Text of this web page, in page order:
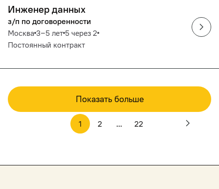
Инженер данных
з/п по договоренности
Москва 3‒5 лет 5 через 2
Постоянный контракт
Показать больше
1 2 ... 22